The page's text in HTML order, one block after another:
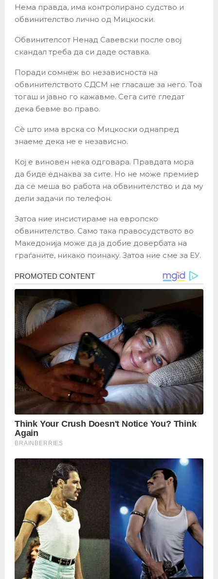
Нема правда, има контролирано судство и
обвинителство лично од Мицкоски.
Обвинителсот Ненад Савевски после овој
скандал треба да си даде оставка.
Поради сомнеж во независноста на
обвинителството СДСМ не гласаше за него. Тоа
тогаш и јавно го кажавме. Сега сите гледат
дека бевме во право.
Сè што има врска со Мицкоски однапред
знаеме дека не е независно.
Кој е виновен нека одговара. Правдата мора
да биде еднаква за сите. Но не може премиер
да се меша во работа на обвинителство и да му
дели задачи по телефон.
Затоа ние инсистираме на европско
обвинителство. Само така правосудството во
Македонија може да ја добие довербата на
граѓаните, никако поинаку. Затоа ние сме за ЕУ.